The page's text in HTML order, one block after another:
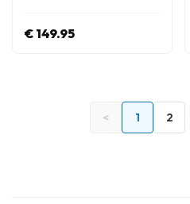
€ 149.95
< 1 2